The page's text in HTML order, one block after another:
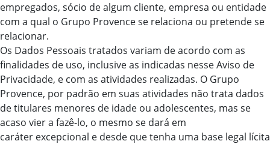
empregados, sócio de algum cliente, empresa ou entidade
com a qual o Grupo Provence se relaciona ou pretende se
relacionar.
Os Dados Pessoais tratados variam de acordo com as
finalidades de uso, inclusive as indicadas nesse Aviso de
Privacidade, e com as atividades realizadas. O Grupo
Provence, por padrão em suas atividades não trata dados
de titulares menores de idade ou adolescentes, mas se
acaso vier a fazê-lo, o mesmo se dará em
caráter excepcional e desde que tenha uma base legal lícita